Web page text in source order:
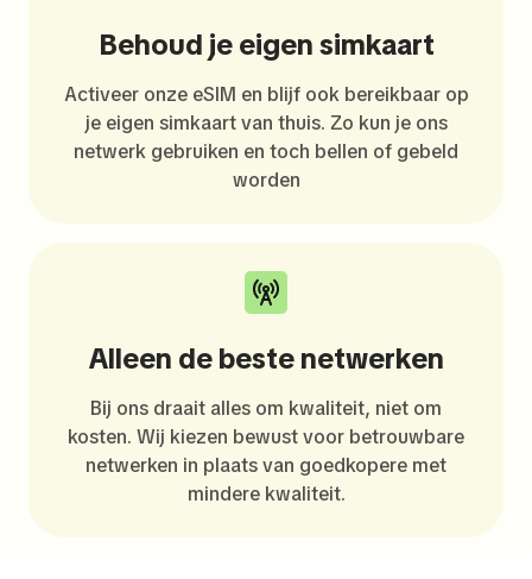
Behoud je eigen simkaart
Activeer onze eSIM en blijf ook bereikbaar op
je eigen simkaart van thuis. Zo kun je ons
netwerk gebruiken en toch bellen of gebeld
worden
Alleen de beste netwerken
Bij ons draait alles om kwaliteit, niet om
kosten. Wij kiezen bewust voor betrouwbare
netwerken in plaats van goedkopere met
mindere kwaliteit.